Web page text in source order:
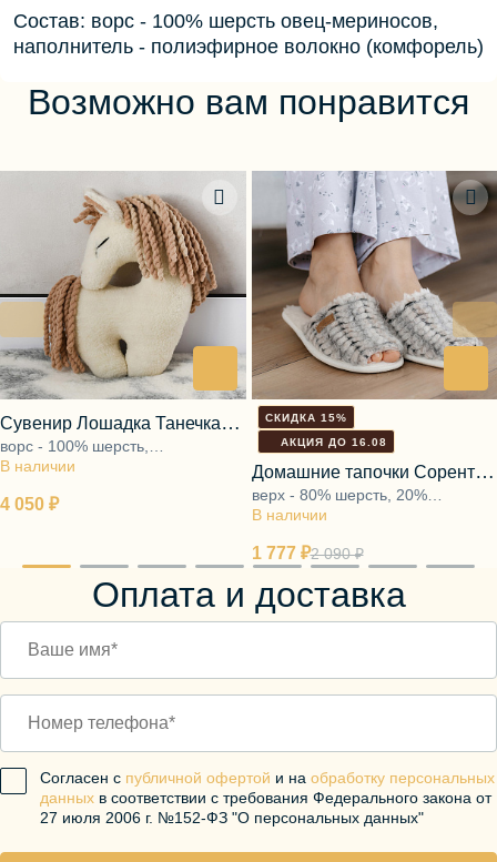
Состав: ворс - 100% шерсть овец-мериносов,
наполнитель - полиэфирное волокно (комфорель)
Возможно вам понравится
4 050 ₽
В наличии
Сувенир Лошадка Танечка
молочный
ворс - 100% шерсть,
наполнитель - 100% полиэфир
СКИДКА 15%
АКЦИЯ ДО 16.08
1 777 ₽2 090 ₽
В наличии
Домашние тапочки Соренто
косичка
верх - 80% шерсть, 20%
полиэфир, подкладка - ворс
Оплата и доставка
Согласен с публичной офертой и на обработку персональных
данных в соответствии с требования Федерального закона от
27 июля 2006 г. №152-ФЗ "О персональных данных"